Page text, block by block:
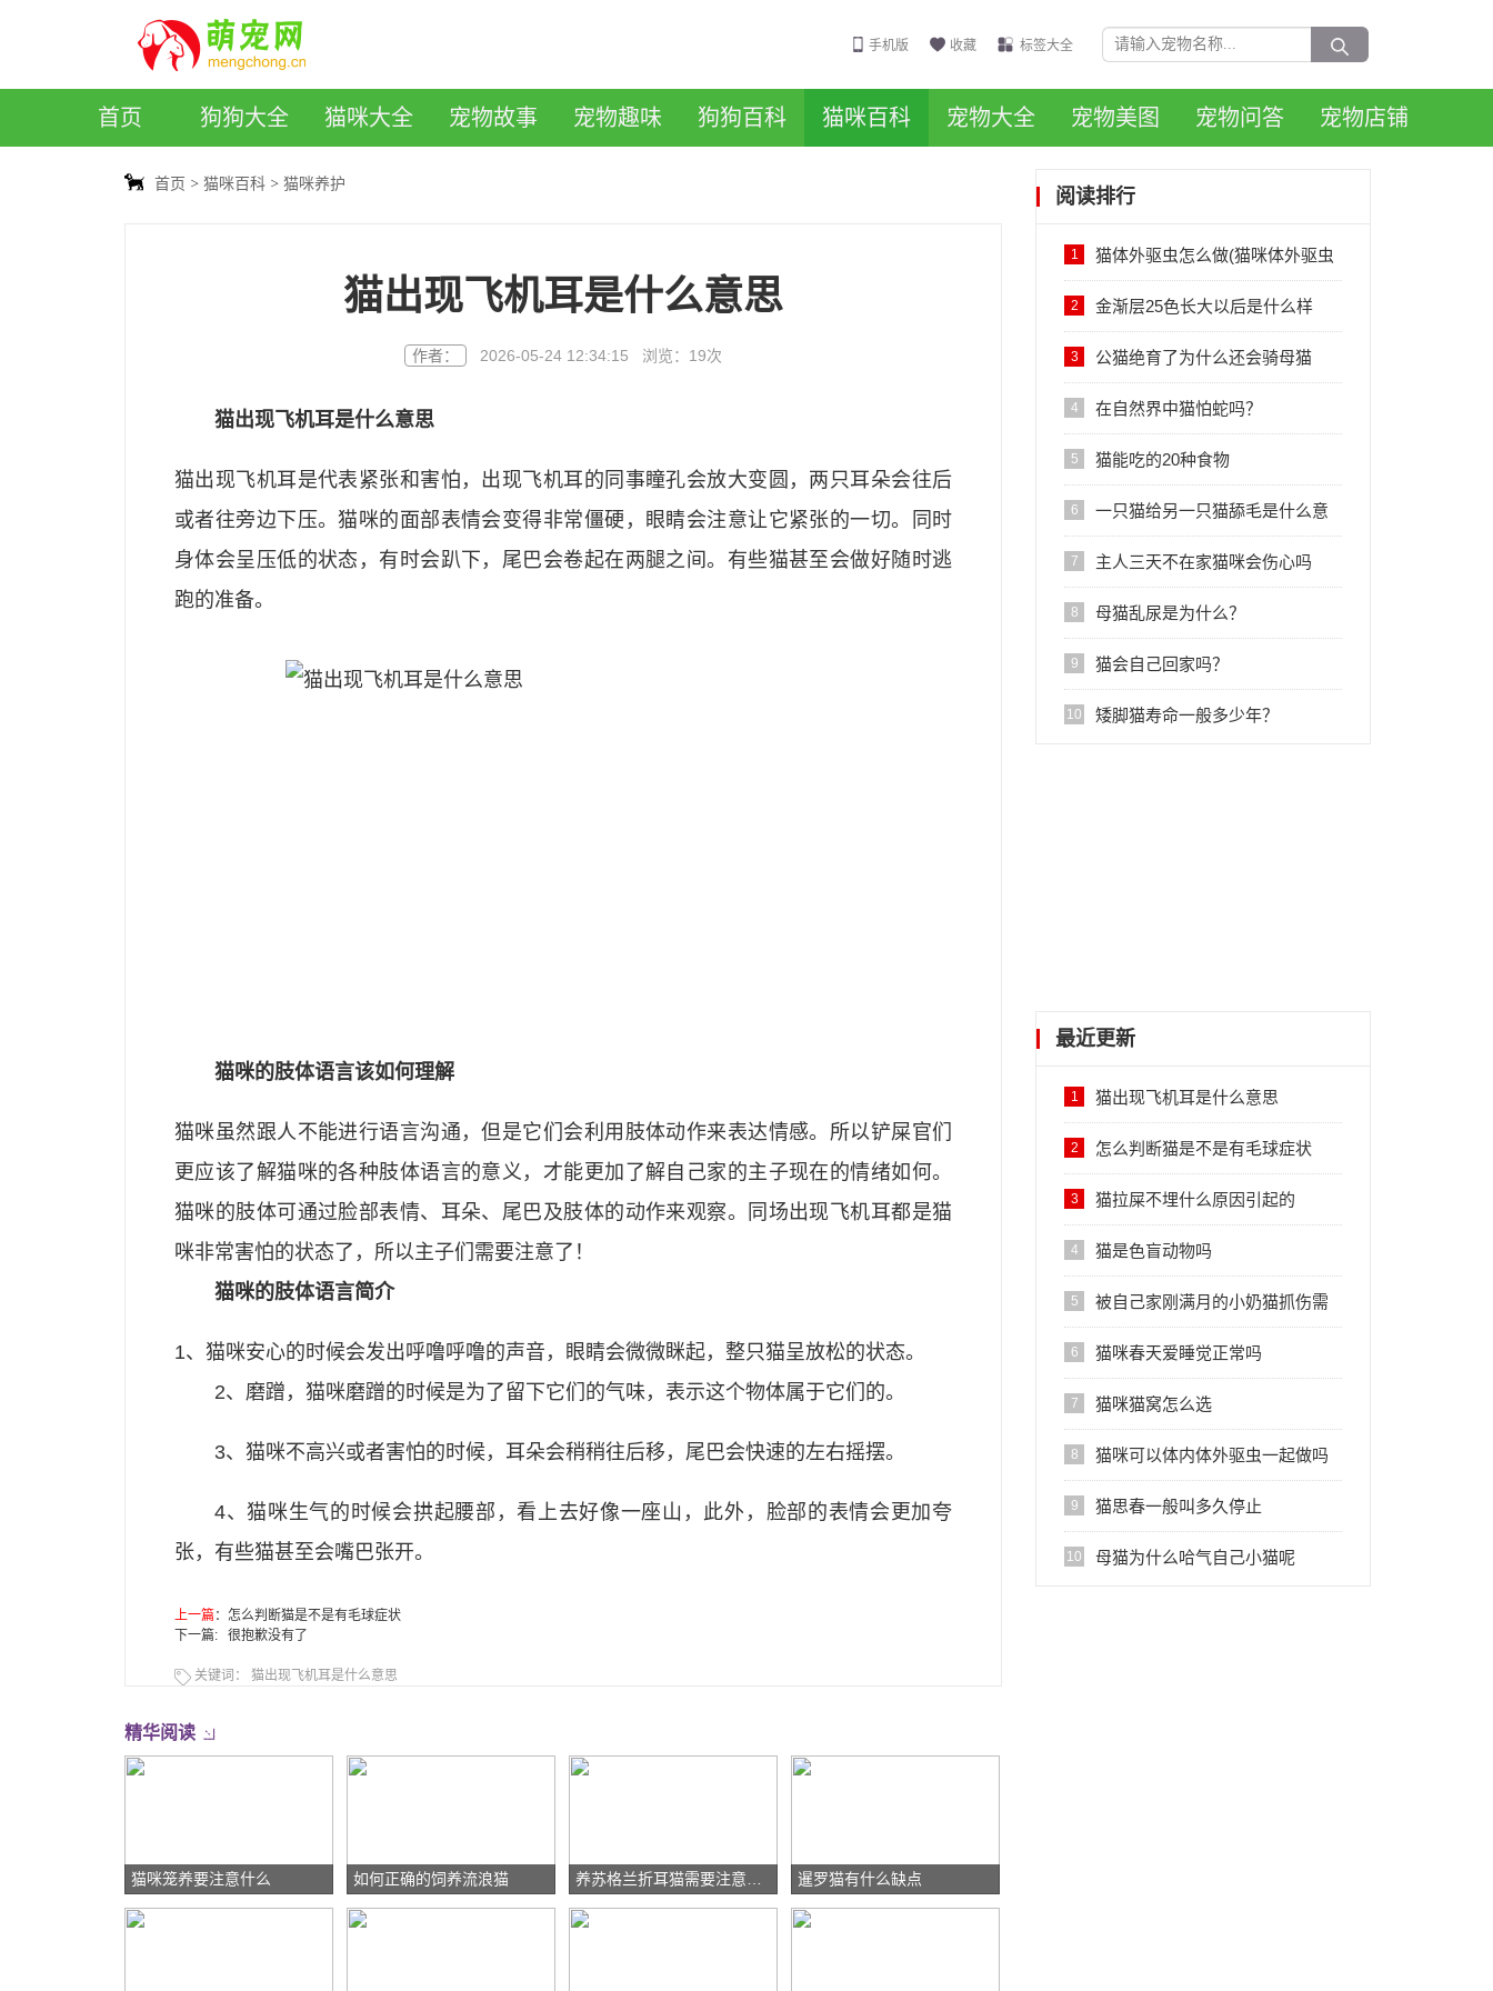
手机版 收藏 标签大全
首页 狗狗大全 猫咪大全 宠物故事 宠物趣味 狗狗百科 猫咪百科 宠物大全 宠物美图 宠物问答 宠物店铺
首页 猫咪百科 猫咪养护
猫出现飞机耳是什么意思
作者： 2026-05-24 12:34:15 浏览： 19次
猫出现飞机耳是什么意思
猫出现飞机耳是代表紧张和害怕，出现飞机耳的同事瞳孔会放大变圆，两只耳朵会往后
或者往旁边下压。猫咪的面部表情会变得非常僵硬，眼睛会注意让它紧张的一切。同时
身体会呈压低的状态，有时会趴下，尾巴会卷起在两腿之间。有些猫甚至会做好随时逃
跑的准备。
猫咪的肢体语言该如何理解
猫咪虽然跟人不能进行语言沟通，但是它们会利用肢体动作来表达情感。所以铲屎官们
更应该了解猫咪的各种肢体语言的意义，才能更加了解自己家的主子现在的情绪如何。
猫咪的肢体可通过脸部表情、耳朵、尾巴及肢体的动作来观察。同场出现飞机耳都是猫
咪非常害怕的状态了，所以主子们需要注意了！
猫咪的肢体语言简介
1、猫咪安心的时候会发出呼噜呼噜的声音，眼睛会微微眯起，整只猫呈放松的状态。
2、磨蹭，猫咪磨蹭的时候是为了留下它们的气味，表示这个物体属于它们的。
3、猫咪不高兴或者害怕的时候，耳朵会稍稍往后移，尾巴会快速的左右摇摆。
4、猫咪生气的时候会拱起腰部，看上去好像一座山，此外，脸部的表情会更加夸
张，有些猫甚至会嘴巴张开。
上一篇 ： 怎么判断猫是不是有毛球症状
下一篇: 很抱歉没有了
关键词： 猫出现飞机耳是什么意思
精华阅读
猫咪笼养要注意什么 如何正确的饲养流浪猫 暹罗猫有什么缺点
阅读排行
1 猫体外驱虫怎么做(猫咪体外驱虫
的正确方法图解)
2 金渐层25色长大以后是什么样
子，会变黑吗？
3 公猫绝育了为什么还会骑母猫
4 在自然界中猫怕蛇吗？
5 猫能吃的20种食物
6 一只猫给另一只猫舔毛是什么意
思?
7 主人三天不在家猫咪会伤心吗
8 母猫乱尿是为什么？
9 猫会自己回家吗？
10 矮脚猫寿命一般多少年？
最近更新
1 猫出现飞机耳是什么意思
2 怎么判断猫是不是有毛球症状
3 猫拉屎不埋什么原因引起的
4 猫是色盲动物吗
5 被自己家刚满月的小奶猫抓伤需
要打针吗
6 猫咪春天爱睡觉正常吗
7 猫咪猫窝怎么选
8 猫咪可以体内体外驱虫一起做吗
9 猫思春一般叫多久停止
10 母猫为什么哈气自己小猫呢